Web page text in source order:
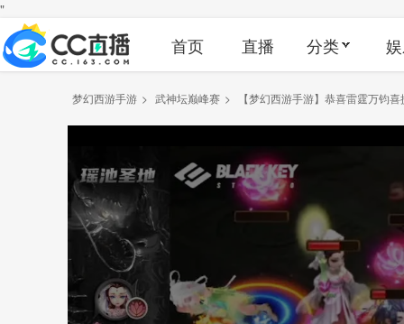
"
首页 直播 分类
梦幻西游手游 > 武神坛巅峰赛 > 【梦幻西游手游】恭喜雷霆万钧